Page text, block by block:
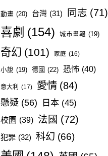
動畫 (20) 台灣 (31) 同志 (71)
喜劇 (154) 城市畫報 (19)
奇幻 (101) 家庭 (16)
小說 (19) 德國 (22) 恐怖 (40)
意大利 (17) 愛情 (84)
懸疑 (56) 日本 (45)
校園 (39) 法國 (72)
犯罪 (32) 科幻 (66)